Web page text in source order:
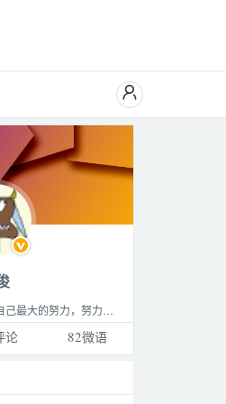

趁你现在还有时间，尽你自己最大的努力，努力做成你最想做的那件事，成为你最想成为的那种人，过着你最想过的那种生活。这个世界永远比你想的要更精彩，不要败给生活。
论 82微语